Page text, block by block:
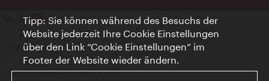
Impressum
Datenschutzerklärung
Nutzungsbedingungen
Veröffentlichungen gem. EMFG
Tipp: Sie können während des Besuchs der
Website jederzeit Ihre Cookie Einstellungen
über den Link “Cookie Einstellungen” im
Footer der Website wieder ändern.